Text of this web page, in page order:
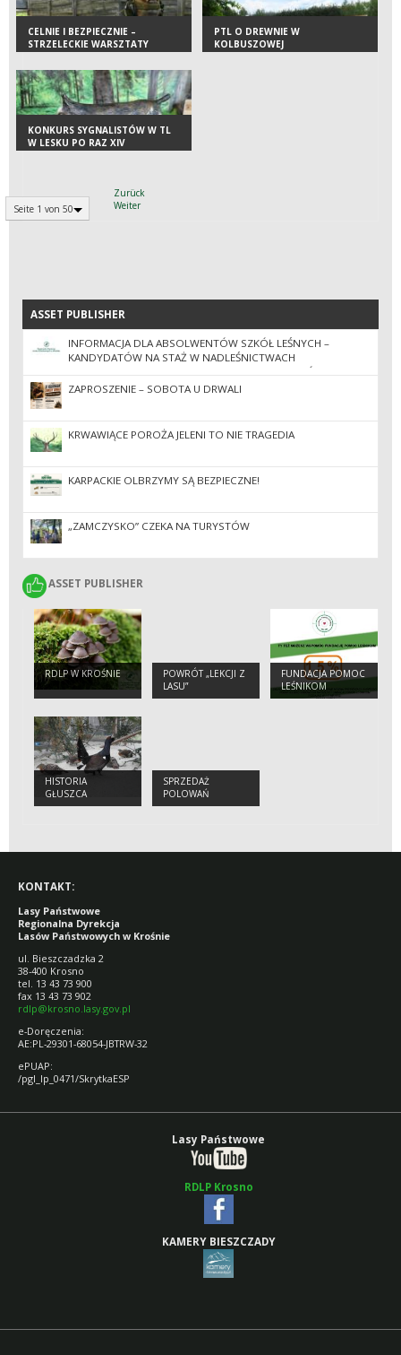
CELNIE I BEZPIECZNIE –
STRZELECKIE WARSZTATY
SZKOLENIOWE ZA NAMI
PTL O DREWNIE W
KOLBUSZOWEJ
KONKURS SYGNALISTÓW W TL
W LESKU PO RAZ XIV
Seite 1 von 50
Zurück
Weiter
ASSET PUBLISHER
ASSET PUBLISHER
INFORMACJA DLA ABSOLWENTÓW SZKÓŁ LEŚNYCH –
KANDYDATÓW NA STAŻ W NADLEŚNICTWACH
ZGRUPOWANYCH W REGIONALNEJ DYREKCJI LASÓW
PAŃSTWOWYCH W KROŚNIE W 2026 ROKU
ZAPROSZENIE – SOBOTA U DRWALI
KRWAWIĄCE POROŻA JELENI TO NIE TRAGEDIA
KARPACKIE OLBRZYMY SĄ BEZPIECZNE!
„ZAMCZYSKO” CZEKA NA TURYSTÓW
ASSET PUBLISHER
ASSET PUBLISHER
RDLP W KROŚNIE
POWRÓT „LEKCJI Z
LASU”
FUNDACJA POMOC
LEŚNIKOM
HISTORIA
GŁUSZCA
SPRZEDAŻ
POLOWAŃ
KONTAKT:
Lasy Państwowe
Regionalna Dyrekcja
Lasów Państwowych w Krośnie
ul. Bieszczadzka 2
38-400 Krosno
tel. 13 43 73 900
fax 13 43 73 902
rdlp@krosno.lasy.gov.pl
e-Doręczenia:
AE:PL-29301-68054-JBTRW-32
ePUAP:
/pgl_lp_0471/SkrytkaESP
Lasy Państwowe
RDLP Krosno
KAMERY BIESZCZADY